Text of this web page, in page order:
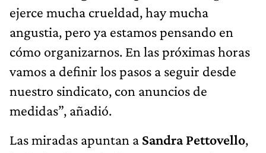
ejerce mucha crueldad, hay mucha
angustia, pero ya estamos pensando en
cómo organizarnos. En las próximas horas
vamos a definir los pasos a seguir desde
nuestro sindicato, con anuncios de
medidas”, añadió.
Las miradas apuntan a Sandra Pettovello,